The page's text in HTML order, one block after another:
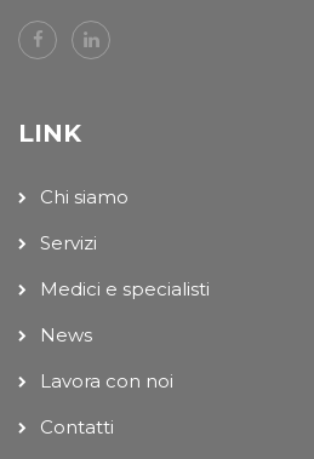
LINK
Chi siamo
Servizi
Medici e specialisti
News
Lavora con noi
Contatti